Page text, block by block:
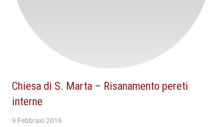
Chiesa di S. Marta – Risanamento pereti
interne
9 Febbraio 2016